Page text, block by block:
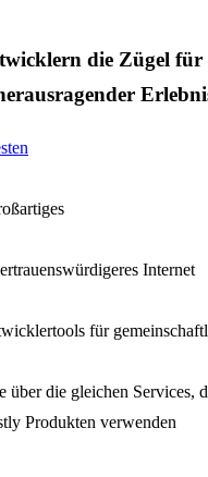
die Zügel für
Internet
für
über die gleichen Services,
Produkten verwenden